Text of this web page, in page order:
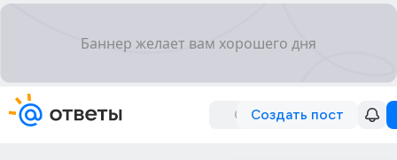
Создать пост